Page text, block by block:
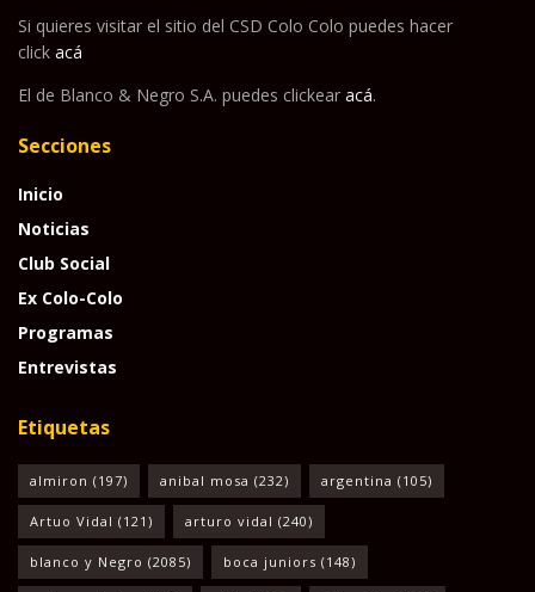
Si quieres visitar el sitio del CSD Colo Colo puedes hacer
click acá
El de Blanco & Negro S.A. puedes clickear acá.
Secciones
Inicio
Noticias
Club Social
Ex Colo-Colo
Programas
Entrevistas
Etiquetas
almiron (197) anibal mosa (232) argentina (105)
Artuo Vidal (121) arturo vidal (240)
blanco y Negro (2085) boca juniors (148)